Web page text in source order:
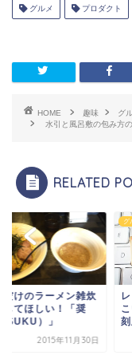
グルメ プロダクト
HOME 趣味
グ
水引と風呂敷の包み方
RELATED
だけのラーメン雑炊
してほしい！「奨
）」
2015年11月30日
グ